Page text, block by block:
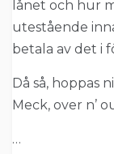
lånet och hur
utestående
betala av det i
Då så, hoppas
Meck, over n’
…